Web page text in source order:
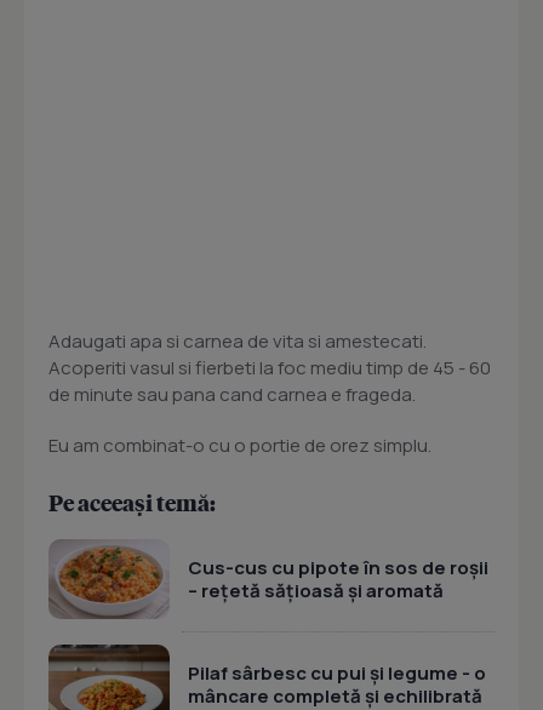
Adaugati apa si carnea de vita si amestecati.
Acoperiti vasul si fierbeti la foc mediu timp de 45 - 60
de minute sau pana cand carnea e frageda.
Eu am combinat-o cu o portie de orez simplu.
Pe aceeași temă:
Cus-cus cu pipote în sos de roșii
– rețetă sățioasă și aromată
Pilaf sârbesc cu pui și legume - o
mâncare completă și echilibrată